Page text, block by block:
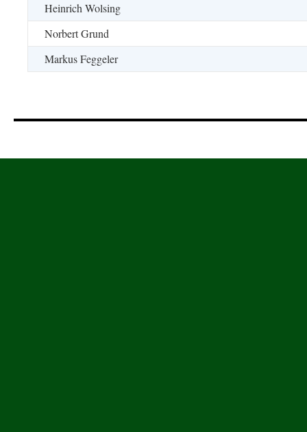
Heinrich Wolsing
Norbert Grund
Markus Feggeler